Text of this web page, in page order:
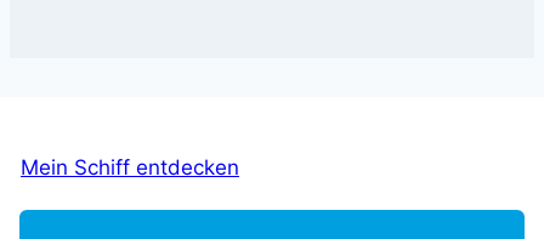
Mein Schiff entdecken